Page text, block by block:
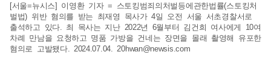
[서울=뉴시스] 이영환 기자 = 스토킹범죄의처벌등에관한법률(스토킹처
벌법) 위반 혐의를 받는 최재영 목사가 4일 오전 서울 서초경찰서로
출석하고 있다. 최 목사는 지난 2022년 6월부터 김건희 여사에게 10여
차례 만남을 요청하고 명품 가방을 건네는 장면을 몰래 촬영해 유포한
혐의로 고발됐다. 2024.07.04. 20hwan@newsis.com